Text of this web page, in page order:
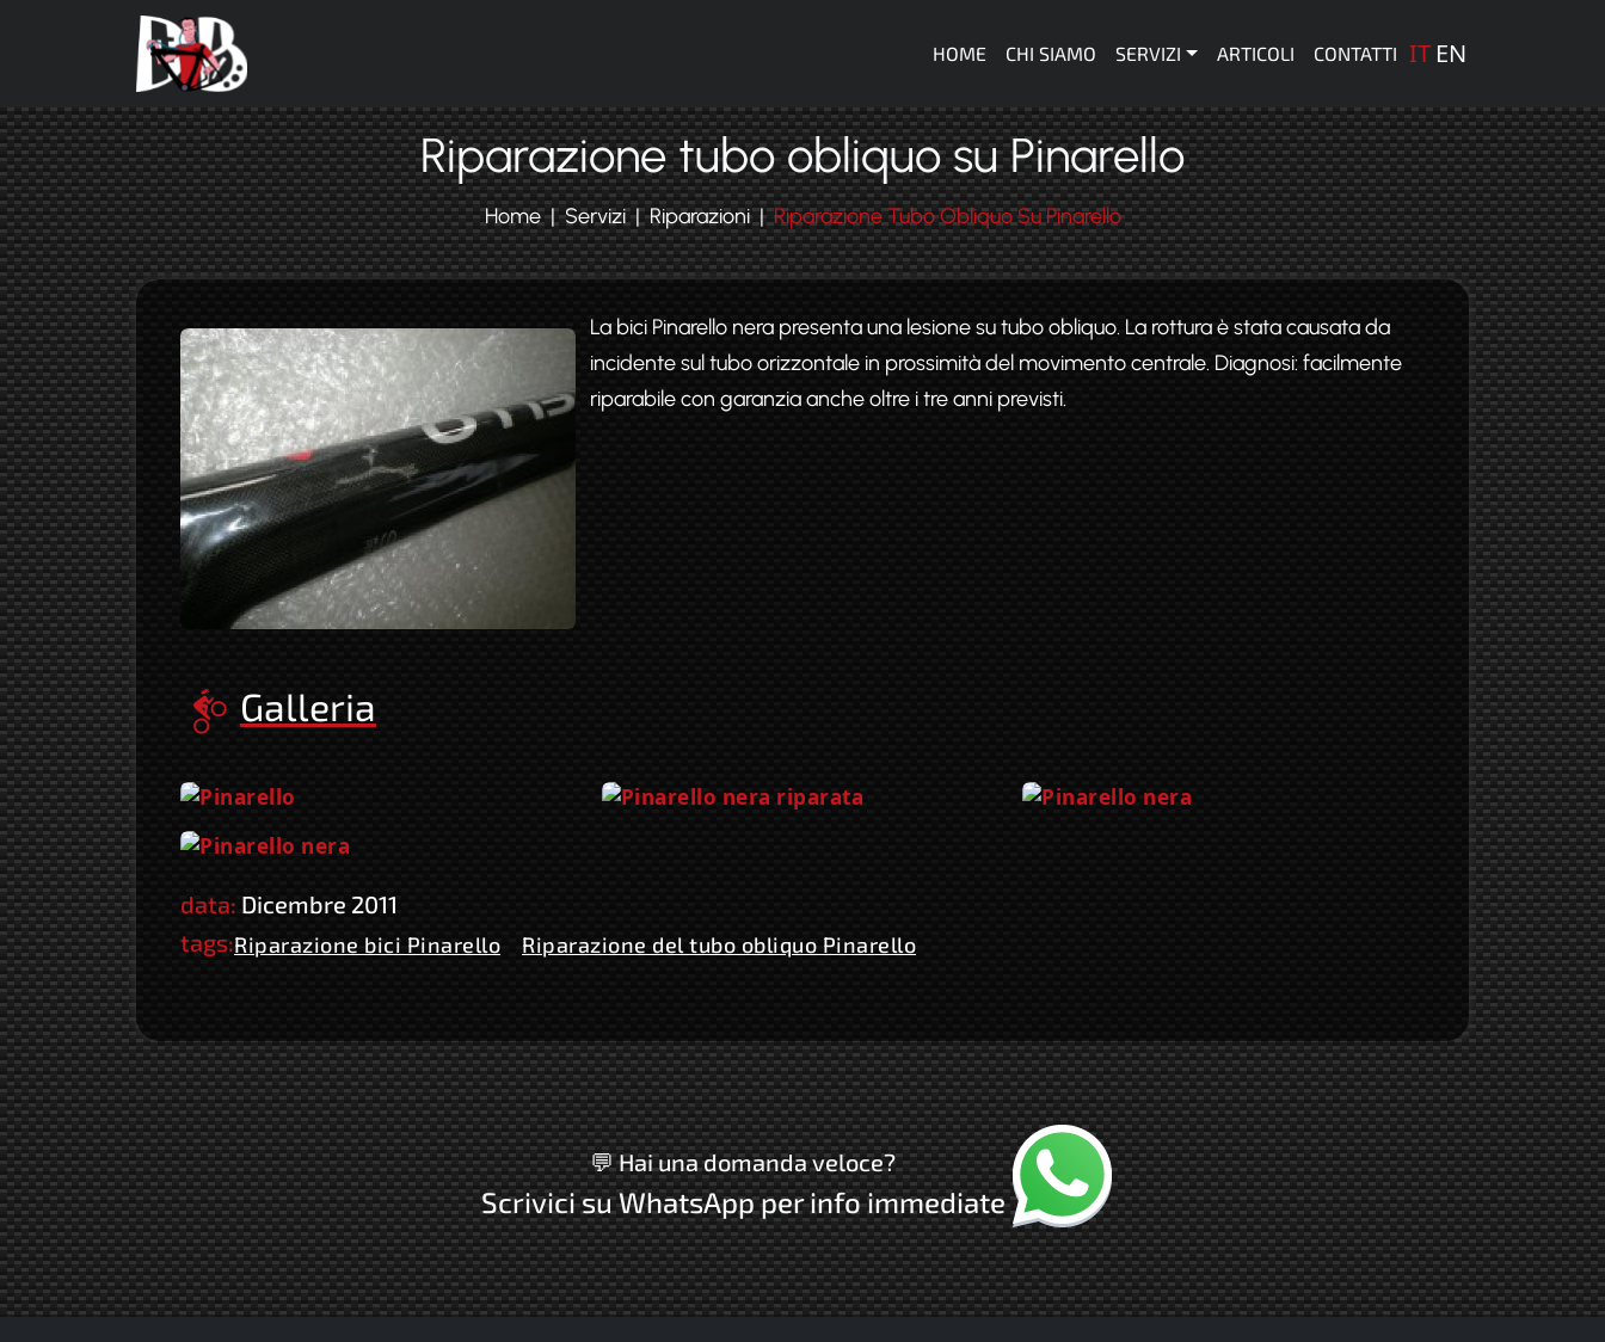
Salta al contenuto principale
Navigazione principale
HOME CHI SIAMO SERVIZI ARTICOLI CONTATTI IT EN
Riparazione tubo obliquo su Pinarello
Home Servizi Riparazioni Riparazione Tubo Obliquo Su Pinarello
La bici Pinarello nera presenta una lesione su tubo obliquo. La rottura è stata causata da
incidente sul tubo orizzontale in prossimità del movimento centrale. Diagnosi: facilmente
riparabile con garanzia anche oltre i tre anni previsti.
Galleria
data: Dicembre 2011
tags:Riparazione bici Pinarello Riparazione del tubo obliquo Pinarello
💬 Hai una domanda veloce?
Scrivici su WhatsApp per info immediate
Chatta con noi